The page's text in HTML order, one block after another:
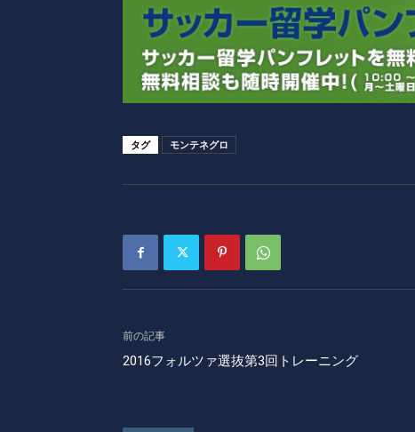
タグ モンテネグロ
前の記事
2016フォルツァ選抜第3回トレーニング